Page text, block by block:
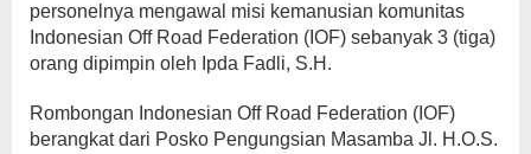
personelnya mengawal misi kemanusian komunitas
Indonesian Off Road Federation (IOF) sebanyak 3 (tiga)
orang dipimpin oleh Ipda Fadli, S.H.
Rombongan Indonesian Off Road Federation (IOF)
berangkat dari Posko Pengungsian Masamba Jl. H.O.S.